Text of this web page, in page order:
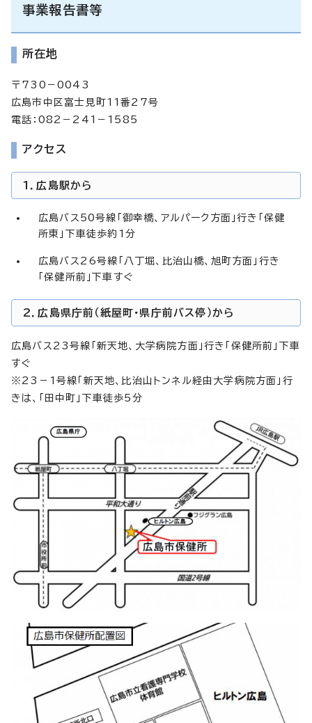
事業報告書等
所在地
〒730－0043
広島市中区富士見町11番27号
電話：082－241－1585
アクセス
1．広島駅から
広島バス50号線「御幸橋、アルパーク方面」行き「保健
所東」下車徒歩約1分
広島バス26号線「八丁堀、比治山橋、旭町方面」行き
「保健所前」下車すぐ
2．広島県庁前（紙屋町・県庁前バス停）から
広島バス23号線「新天地、大学病院方面」行き「保健所前」下車
すぐ
※23－1号線「新天地、比治山トンネル経由大学病院方面」行
きは、「田中町」下車徒歩5分